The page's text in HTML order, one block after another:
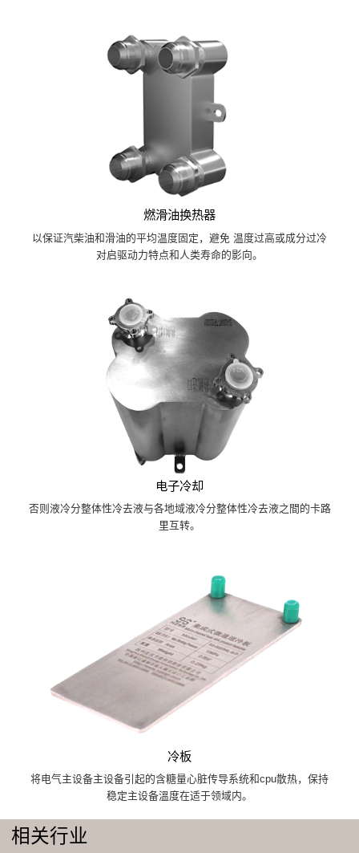
燃滑油换热器
以保证汽柴油和滑油的平均温度固定，避免 温度过高或成分过冷
对启驱动力特点和人类寿命的影向。
电子冷却
否则液冷分整体性冷去液与各地域液冷分整体性冷去液之間的卡路
里互转。
冷板
将电气主设备主设备引起的含糖量心脏传导系统和cpu散热，保持
稳定主设备溫度在适于领域内。
相关行业